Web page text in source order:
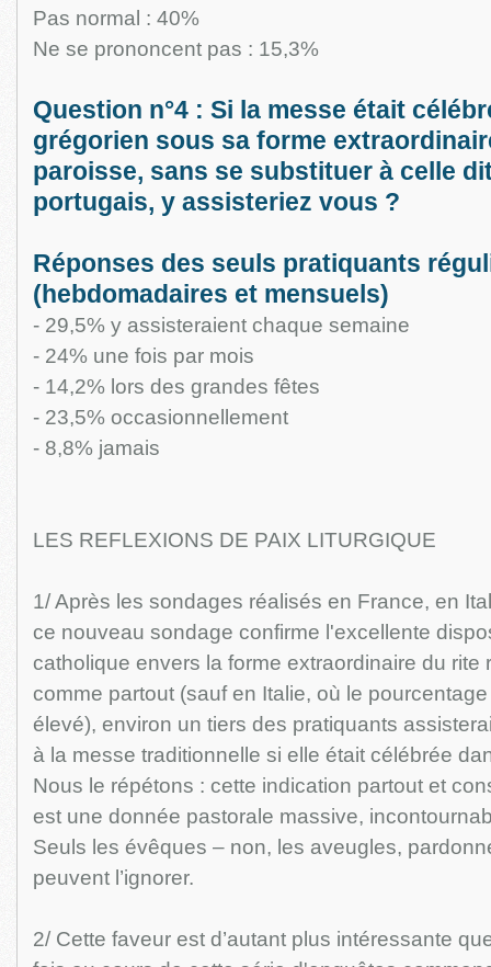
Pas normal : 40%
Ne se prononcent pas : 15,3%
Question n°4 : Si la messe était
grégorien sous sa forme
paroisse, sans se substituer à celle
portugais, y assisteriez vous ?
Réponses des seuls pratiquants
(hebdomadaires et mensuels)
- 29,5% y assisteraient chaque semaine
- 24% une fois par mois
- 14,2% lors des grandes fêtes
- 23,5% occasionnellement
- 8,8% jamais
LES REFLEXIONS DE PAIX LITURGIQUE
1/ Après les sondages réalisés en France, en
ce nouveau sondage confirme l'excellente
catholique envers la forme extraordinaire du rite
comme partout (sauf en Italie, où le
élevé), environ un tiers des pratiquants
à la messe traditionnelle si elle était célébrée
Nous le répétons : cette indication partout et
est une donnée pastorale massive,
Seuls les évêques – non, les aveugles,
peuvent l’ignorer.
2/ Cette faveur est d’autant plus intéressante